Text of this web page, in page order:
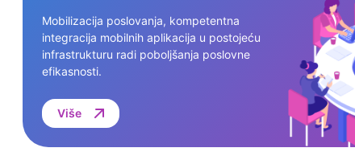
Mobilizacija poslovanja, kompetentna
integracija mobilnih aplikacija u postojeću
infrastrukturu radi poboljšanja poslovne
efikasnosti.
Više